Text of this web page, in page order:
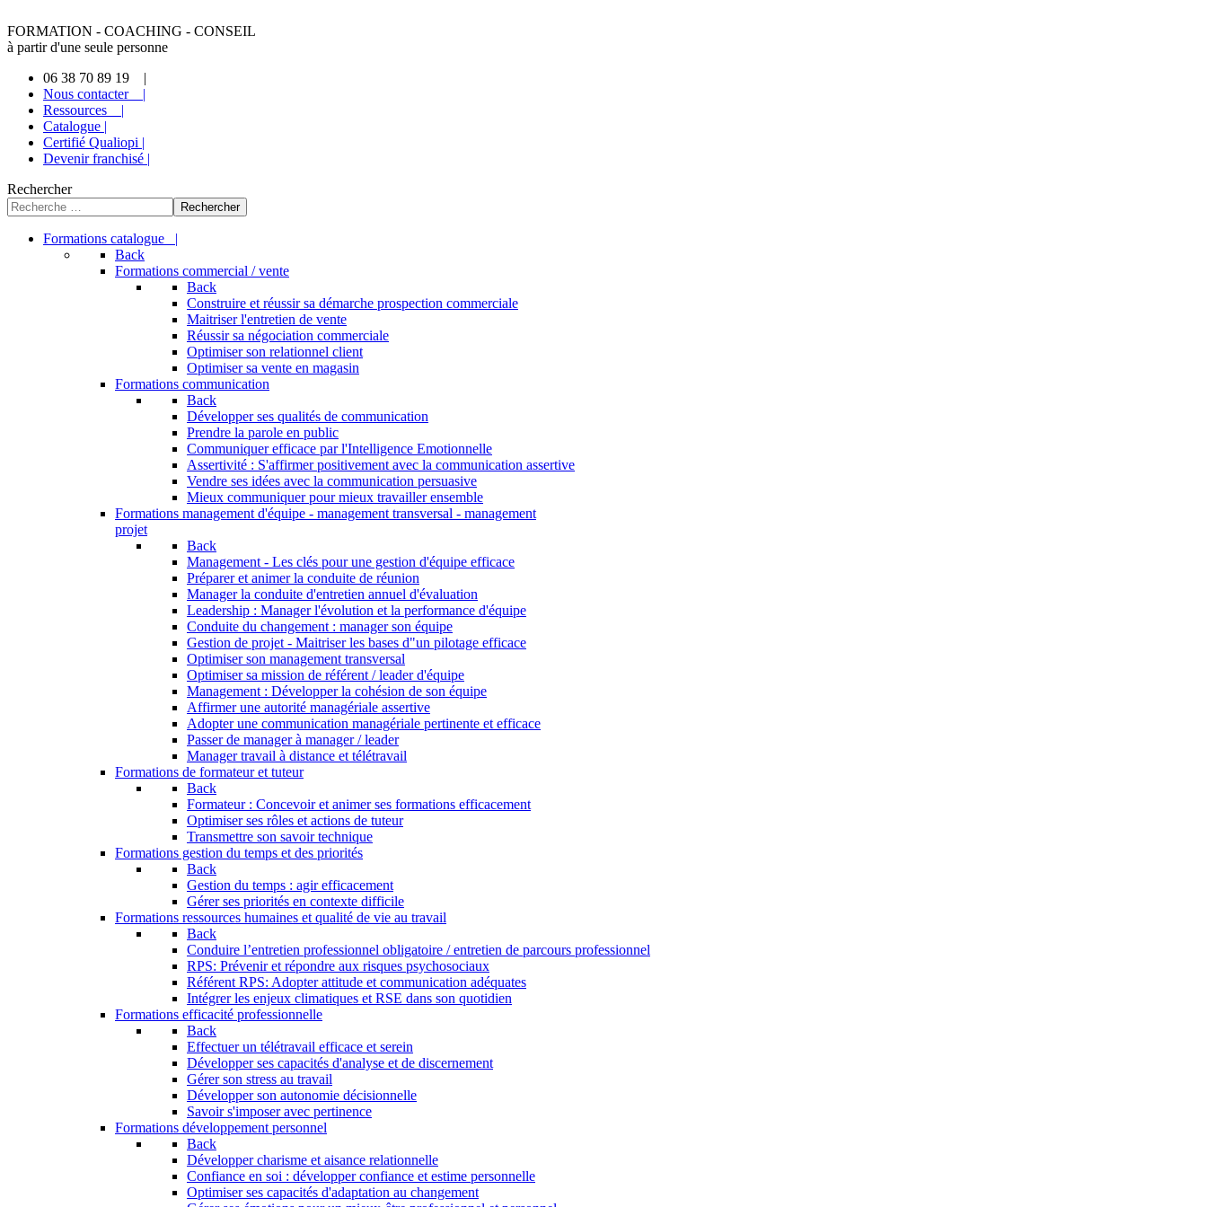
FORMATION - COACHING - CONSEIL
à partir d'une seule personne
06 38 70 89 19 |
Nous contacter |
Ressources |
Catalogue |
Certifié Qualiopi |
Devenir franchisé |
Rechercher
Rechercher
Formations catalogue |
Back
Formations commercial / vente
Back
Construire et réussir sa démarche prospection commerciale
Maitriser l'entretien de vente
Réussir sa négociation commerciale
Optimiser son relationnel client
Optimiser sa vente en magasin
Formations communication
Back
Développer ses qualités de communication
Prendre la parole en public
Communiquer efficace par l'Intelligence Emotionnelle
Assertivité : S'affirmer positivement avec la communication assertive
Vendre ses idées avec la communication persuasive
Mieux communiquer pour mieux travailler ensemble
Formations management d'équipe - management transversal - management
projet
Back
Management - Les clés pour une gestion d'équipe efficace
Préparer et animer la conduite de réunion
Manager la conduite d'entretien annuel d'évaluation
Leadership : Manager l'évolution et la performance d'équipe
Conduite du changement : manager son équipe
Gestion de projet - Maitriser les bases d"un pilotage efficace
Optimiser son management transversal
Optimiser sa mission de référent / leader d'équipe
Management : Développer la cohésion de son équipe
Affirmer une autorité managériale assertive
Adopter une communication managériale pertinente et efficace
Passer de manager à manager / leader
Manager travail à distance et télétravail
Formations de formateur et tuteur
Back
Formateur : Concevoir et animer ses formations efficacement
Optimiser ses rôles et actions de tuteur
Transmettre son savoir technique
Formations gestion du temps et des priorités
Back
Gestion du temps : agir efficacement
Gérer ses priorités en contexte difficile
Formations ressources humaines et qualité de vie au travail
Back
Conduire l’entretien professionnel obligatoire / entretien de parcours professionnel
RPS: Prévenir et répondre aux risques psychosociaux
Référent RPS: Adopter attitude et communication adéquates
Intégrer les enjeux climatiques et RSE dans son quotidien
Formations efficacité professionnelle
Back
Effectuer un télétravail efficace et serein
Développer ses capacités d'analyse et de discernement
Gérer son stress au travail
Développer son autonomie décisionnelle
Savoir s'imposer avec pertinence
Formations développement personnel
Back
Développer charisme et aisance relationnelle
Confiance en soi : développer confiance et estime personnelle
Optimiser ses capacités d'adaptation au changement